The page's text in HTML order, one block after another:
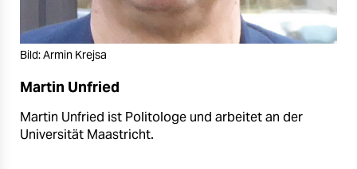
Bild: Armin Krejsa
Martin Unfried
Martin Unfried ist Politologe und arbeitet an der
Universität Maastricht.